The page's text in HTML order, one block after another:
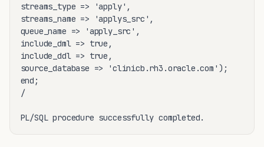
streams_type => 'apply',
streams_name => 'applys_src',
queue_name => 'apply_src',
include_dml => true,
include_ddl => true,
source_database => 'clinicb.rh3.oracle.com');
end;
/